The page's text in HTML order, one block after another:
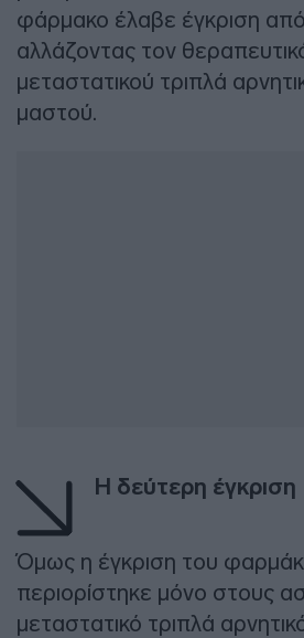
φάρμακο έλαβε έγκριση
αλλάζοντας τον
μεταστατικού τριπλά
μαστού.
Η δεύτερη έγκριση
Όμως η έγκριση του
περιορίστηκε μόνο στους
μεταστατικό τριπλά